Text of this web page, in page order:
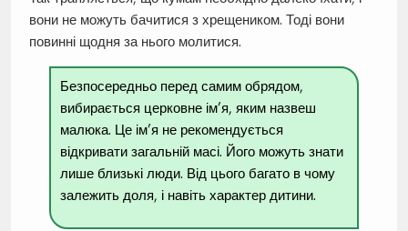
вони не можуть бачитися з хрещеником. Тоді вони
повинні щодня за нього молитися.
Безпосередньо перед самим обрядом,
вибирається церковне ім’я, яким назвеш
малюка. Це ім’я не рекомендується
відкривати загальній масі. Його можуть знати
лише близькі люди. Від цього багато в чому
залежить доля, і навіть характер дитини.